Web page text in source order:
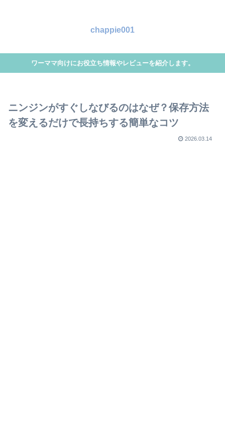
chappie001
ワーママ向けにお役立ち情報やレビューを紹介します。
ニンジンがすぐしなびるのはなぜ？保存方法
を変えるだけで長持ちする簡単なコツ
2026.03.14